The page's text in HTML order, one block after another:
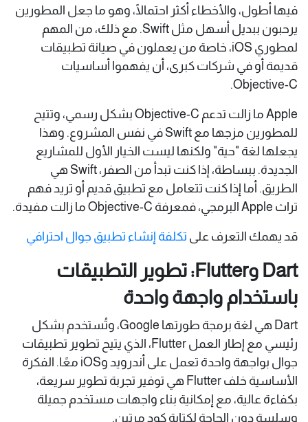
فيها أطول، والأخطاء أكثر احتمالًا، وهو ما جعل المطورين
يرحبون ببديل أسهل مثل Swift. مع ذلك، من المهم
لمطوري iOS، خاصة من يعملون في صيانة تطبيقات
قديمة أو في شركات كبرى، أن يفهموا أساسيات
Objective-C.
Apple ما زالت تدعم Objective-C بشكل رسمي، وتتيح
للمطورين مزجها مع Swift في نفس المشروع. وهذا
يجعلها لغة "حية" ولكنها ليست الخيار الأول للمشاريع
الجديدة. ببساطة، إذا كنت تبدأ من الصفر، Swift هي
الطريق. أما إذا كنت تتعامل مع تطبيق قديم أو تريد فهم
تراث Apple البرمجي، فمعرفة Objective-C ما زالت مفيدة.
قد يهمك التعرف على تكلفة إنشاء تطبيق جوال احترافي
Dart وFlutter: تطوير التطبيقات
باستخدام واجهة واحدة
Dart هي لغة برمجة طورتها Google، وتُستخدم بشكل
رئيسي مع إطار العمل Flutter، الذي يتيح تطوير تطبيقات
جوال بواجهة واحدة تعمل على أندرويد وiOS معًا. الفكرة
الأساسية خلف Flutter هي توفير تجربة تطوير سريعة،
بكفاءة عالية، مع إمكانية بناء واجهات مستخدم جميلة
وسلسة دون الحاجة لكتابة كود مرتين.